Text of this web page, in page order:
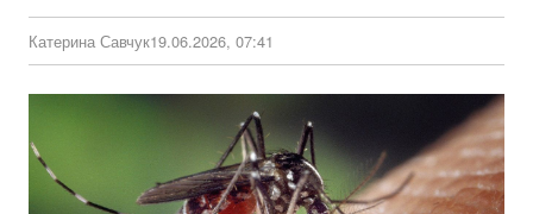
Катерина Савчук19.06.2026, 07:41